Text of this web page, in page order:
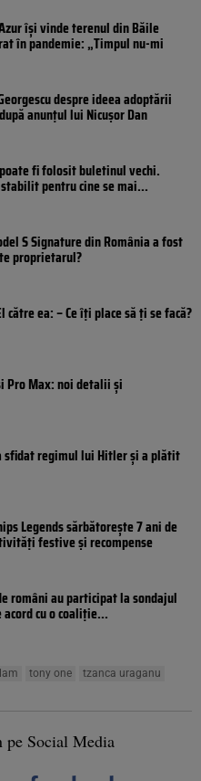
își vinde terenul din Băile
în pandemie: „Timpul nu-mi
despre ideea adoptării
anunțul lui Nicușor Dan
fi folosit buletinul vechi.
pentru cine se mai...
S Signature din România a fost
proprietarul?
către ea: – Ce îți place să ți se facă?
Pro Max: noi detalii și
sfidat regimul lui Hitler și a plătit
Legends sărbătorește 7 ani de
festive și recompense
români au participat la sondajul
cu o coaliție...
tony one tzanca uraganu
pe Social Media